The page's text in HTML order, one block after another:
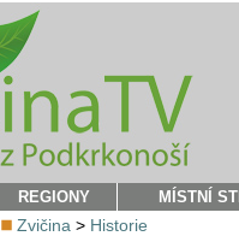
REGIONY
MÍSTNÍ
Zvičina > Historie